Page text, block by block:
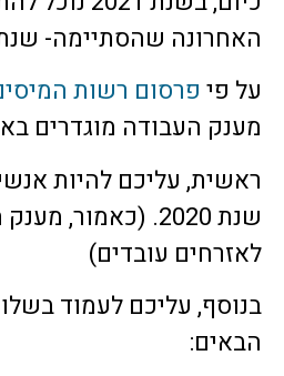
האחרונה שהסתיימה- שנת
על פי פרסום רשות
מענק העבודה מוגדרים
ראשית, עליכם להיות
שנת 2020. (כאמור,
לאזרחים עובדים)
בנוסף, עליכם לעמוד
הבאים: